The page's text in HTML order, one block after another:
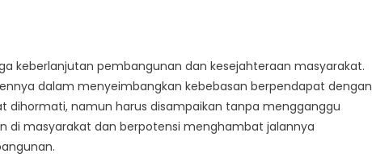
keberlanjutan pembangunan dan kesejahteraan masyarakat.
dalam menyeimbangkan kebebasan berpendapat dengan
dihormati, namun harus disampaikan tanpa mengganggu
di masyarakat dan berpotensi menghambat jalannya